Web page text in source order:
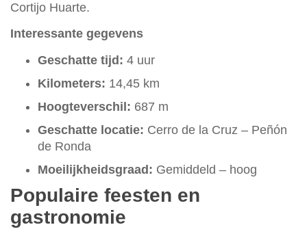
Cortijo Huarte.
Interessante gegevens
Geschatte tijd: 4 uur
Kilometers: 14,45 km
Hoogteverschil: 687 m
Geschatte locatie: Cerro de la Cruz – Peñón
de Ronda
Moeilijkheidsgraad: Gemiddeld – hoog
Populaire feesten en
gastronomie